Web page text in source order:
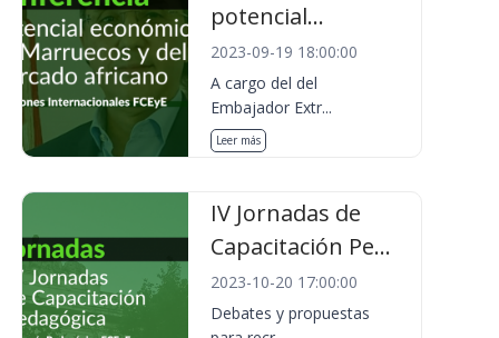
potencial...
2023-09-19 18:00:00
A cargo del del
Embajador Extr...
Leer más
IV Jornadas de
Capacitación Pe...
2023-10-20 17:00:00
Debates y propuestas